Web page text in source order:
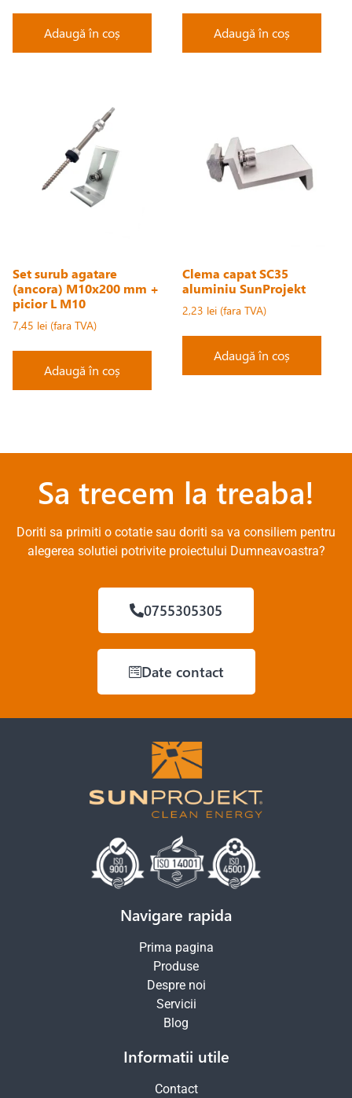
Adaugă în coș Adaugă în coș
Set surub agatare
(ancora) M10x200 mm +
picior L M10
7,45 lei
Adaugă în coș
Clema capat SC35
aluminiu SunProjekt
2,23 lei
Adaugă în coș
Sa trecem la treaba!
Doriti sa primiti o cotatie sau doriti sa va consiliem pentru
alegerea solutiei potrivite proiectului Dumneavoastra?
0755305305
Date contact
Navigare rapida
Prima pagina
Produse
Despre noi
Servicii
Blog
Informatii utile
Contact